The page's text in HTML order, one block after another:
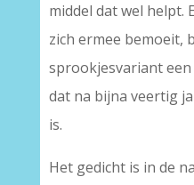
middel dat wel helpt.
zich ermee bemoeit,
sprookjesvariant
dat na bijna veertig
is.
Het gedicht is in de